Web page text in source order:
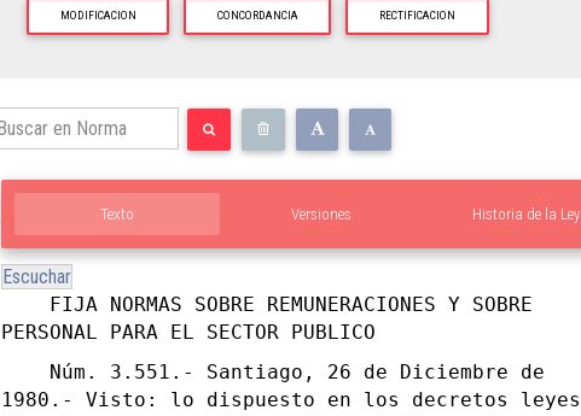
MODIFICACION CONCORDANCIA RECTIFICACION
Texto Versiones Historia de la Ley
Escuchar
FIJA NORMAS SOBRE REMUNERACIONES Y SOBRE
PERSONAL PARA EL SECTOR PUBLICO
Núm. 3.551.- Santiago, 26 de Diciembre de
1980.- Visto: lo dispuesto en los decretos leyes